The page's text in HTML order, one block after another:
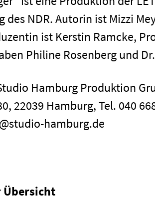
des NDR. Autorin ist Mizzi
ist Kerstin Ramcke,
Philine Rosenberg und
Hamburg Produktion
22039 Hamburg, Tel. 040
hamburg.de
Übersicht